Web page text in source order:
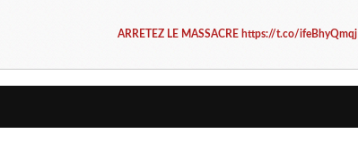
ARRETEZ LE MASSACRE https://t.co/ifeBhyQmqj